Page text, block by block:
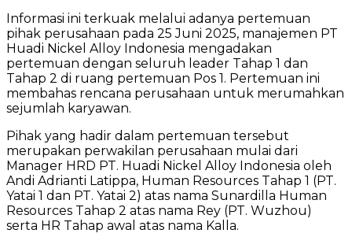
Informasi ini terkuak melalui adanya pertemuan
pihak perusahaan pada 25 Juni 2025, manajemen PT
Huadi Nickel Alloy Indonesia mengadakan
pertemuan dengan seluruh leader Tahap 1 dan
Tahap 2 di ruang pertemuan Pos 1. Pertemuan ini
membahas rencana perusahaan untuk merumahkan
sejumlah karyawan.
Pihak yang hadir dalam pertemuan tersebut
merupakan perwakilan perusahaan mulai dari
Manager HRD PT. Huadi Nickel Alloy Indonesia oleh
Andi Adrianti Latippa, Human Resources Tahap 1 (PT.
Yatai 1 dan PT. Yatai 2) atas nama Sunardilla Human
Resources Tahap 2 atas nama Rey (PT. Wuzhou)
serta HR Tahap awal atas nama Kalla.